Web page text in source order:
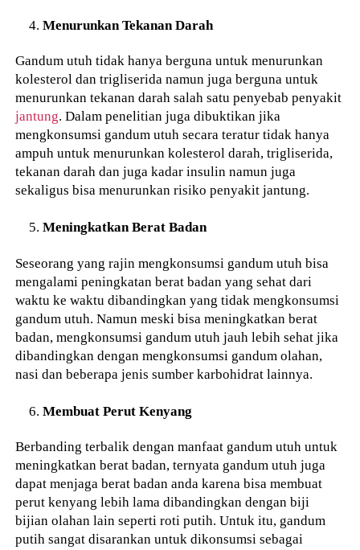
Menurunkan Tekanan Darah
Gandum utuh tidak hanya berguna untuk menurunkan
kolesterol dan trigliserida namun juga berguna untuk
menurunkan tekanan darah salah satu penyebab penyakit
jantung. Dalam penelitian juga dibuktikan jika
mengkonsumsi gandum utuh secara teratur tidak hanya
ampuh untuk menurunkan kolesterol darah, trigliserida,
tekanan darah dan juga kadar insulin namun juga
sekaligus bisa menurunkan risiko penyakit jantung.
Meningkatkan Berat Badan
Seseorang yang rajin mengkonsumsi gandum utuh bisa
mengalami peningkatan berat badan yang sehat dari
waktu ke waktu dibandingkan yang tidak mengkonsumsi
gandum utuh. Namun meski bisa meningkatkan berat
badan, mengkonsumsi gandum utuh jauh lebih sehat jika
dibandingkan dengan mengkonsumsi gandum olahan,
nasi dan beberapa jenis sumber karbohidrat lainnya.
Membuat Perut Kenyang
Berbanding terbalik dengan manfaat gandum utuh untuk
meningkatkan berat badan, ternyata gandum utuh juga
dapat menjaga berat badan anda karena bisa membuat
perut kenyang lebih lama dibandingkan dengan biji
bijian olahan lain seperti roti putih. Untuk itu, gandum
putih sangat disarankan untuk dikonsumsi sebagai